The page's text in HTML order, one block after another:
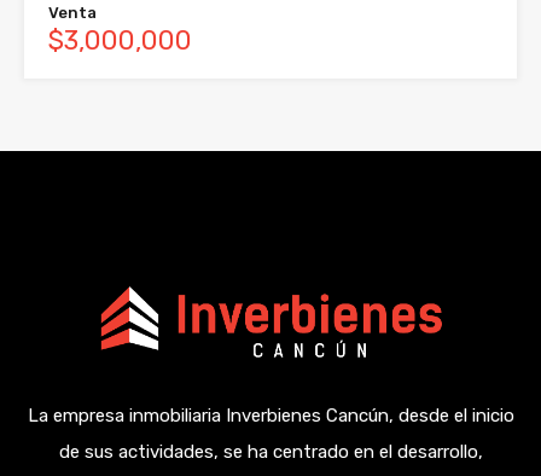
Venta
$3,000,000
La empresa inmobiliaria Inverbienes Cancún, desde el inicio
de sus actividades, se ha centrado en el desarrollo,